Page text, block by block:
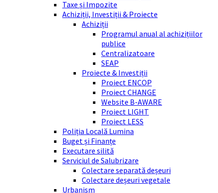
Taxe și Impozite
Achiziții, Investiții & Proiecte
Achiziții
Programul anual al achizițiilor
publice
Centralizatoare
SEAP
Proiecte & Investiții
Proiect ENCOP
Proiect CHANGE
Website B-AWARE
Proiect LIGHT
Proiect LESS
Poliția Locală Lumina
Buget și Finanțe
Executare silită
Serviciul de Salubrizare
Colectare separată deșeuri
Colectare deșeuri vegetale
Urbanism